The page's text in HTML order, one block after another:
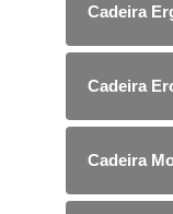
Cadeira
Cadeira
Cadeira